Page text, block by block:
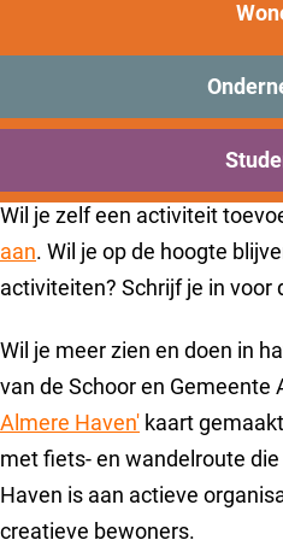
Alle activiteiten in
Wil je zelf een activiteit
aan. Wil je op de hoogte
activiteiten? Schrijf je in voor
Wil je meer zien en doen in
van de Schoor en Gemeente
Almere Haven' kaart
met fiets- en wandelroute
Haven is aan actieve
creatieve bewoners.